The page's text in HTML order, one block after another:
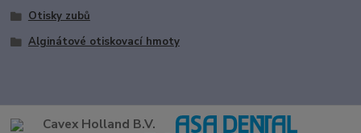
Otisky zubů
Alginátové otiskovací hmoty
Cavex Holland B.V.